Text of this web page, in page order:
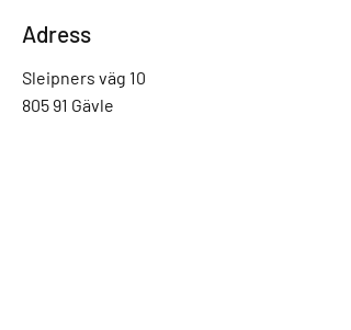
Adress
Sleipners väg 10
805 91 Gävle